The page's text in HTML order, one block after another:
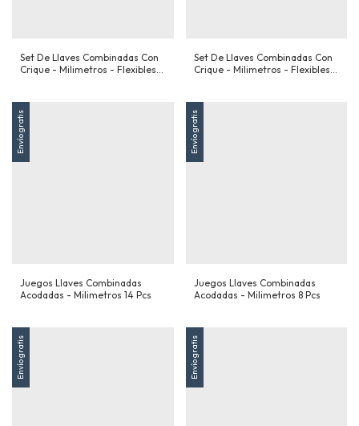
Set De Llaves Combinadas Con
Crique - Milimetros - Flexibles -
Set De Llaves Combinadas Con
Crique - Milimetros - Flexibles -
Envío gratis
Juegos Llaves Combinadas
Acodadas - Milimetros 14 Pcs
Envío gratis
Juegos Llaves Combinadas
Acodadas - Milimetros 8 Pcs
Envío gratis Envío gratis